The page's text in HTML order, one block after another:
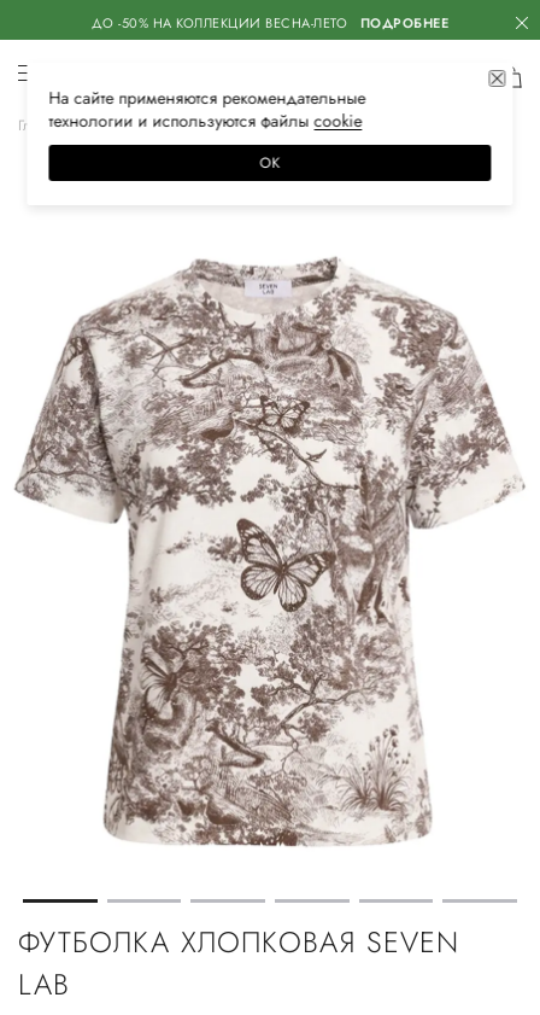
ДО -50% НА КОЛЛЕКЦИИ ВЕСНА-ЛЕТО ПОДРОБНЕЕ
Главная Женская Одежда Футболки
ФУТБОЛКА ХЛОПКОВАЯ SEVEN
LAB
На сайте применяются рекомендательные
технологии и используются файлысооkiе
ОК